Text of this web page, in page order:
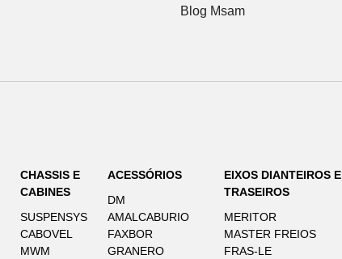
Blog Msam
CHASSIS E
CABINES
SUSPENSYS
CABOVEL
MWM
ACESSÓRIOS
DM
AMALCABURIO
FAXBOR
GRANERO
EIXOS DIANTEIROS E
TRASEIROS
MERITOR
MASTER FREIOS
FRAS-LE